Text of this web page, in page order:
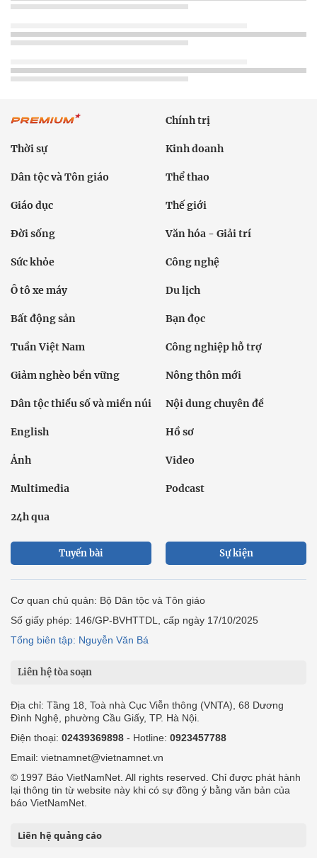
Chính trị
Thời sự Kinh doanh
Dân tộc và Tôn giáo Thể thao
Giáo dục Thế giới
Đời sống Văn hóa - Giải trí
Sức khỏe Công nghệ
Ô tô xe máy Du lịch
Bất động sản Bạn đọc
Tuần Việt Nam Công nghiệp hỗ trợ
Giảm nghèo bền vững Nông thôn mới
Dân tộc thiểu số và miền núi Nội dung chuyên đề
English Hồ sơ
Ảnh Video
Multimedia Podcast
24h qua
Tuyến bài Sự kiện
Cơ quan chủ quản: Bộ Dân tộc và Tôn giáo
Số giấy phép: 146/GP-BVHTTDL, cấp ngày 17/10/2025
Tổng biên tập: Nguyễn Văn Bá
Liên hệ tòa soạn
Địa chỉ: Tầng 18, Toà nhà Cục Viễn thông (VNTA), 68 Dương
Đình Nghệ, phường Cầu Giấy, TP. Hà Nội.
Điện thoại: 02439369898 - Hotline: 0923457788
Email: vietnamnet@vietnamnet.vn
© 1997 Báo VietNamNet. All rights reserved. Chỉ được phát hành
lại thông tin từ website này khi có sự đồng ý bằng văn bản của
báo VietNamNet.
Liên hệ quảng cáo